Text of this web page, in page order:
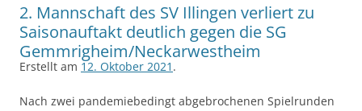
2. Mannschaft des SV Illingen verliert zu
Saisonauftakt deutlich gegen die SG
Gemmrigheim/Neckarwestheim
Erstellt am 12. Oktober 2021 .
Nach zwei pandemiebedingt abgebrochenen Spielrunden